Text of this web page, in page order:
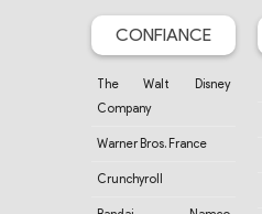
CONFIANCE
The Walt Disney
Company
Warner Bros. France
Crunchyroll